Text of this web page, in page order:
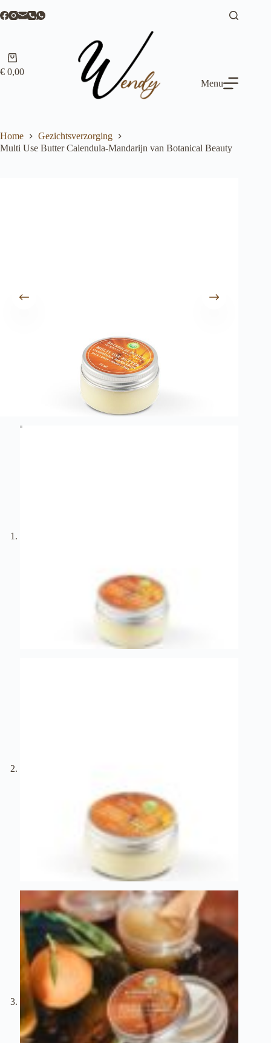
naar
Winkelwagen
€ 0,00
Menu
Home
Gezichtsverzorging
Multi Use Butter Calendula-Mandarijn van Botanical Beauty